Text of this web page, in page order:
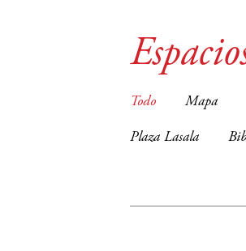
Todo Mapa
Plaza Lasala